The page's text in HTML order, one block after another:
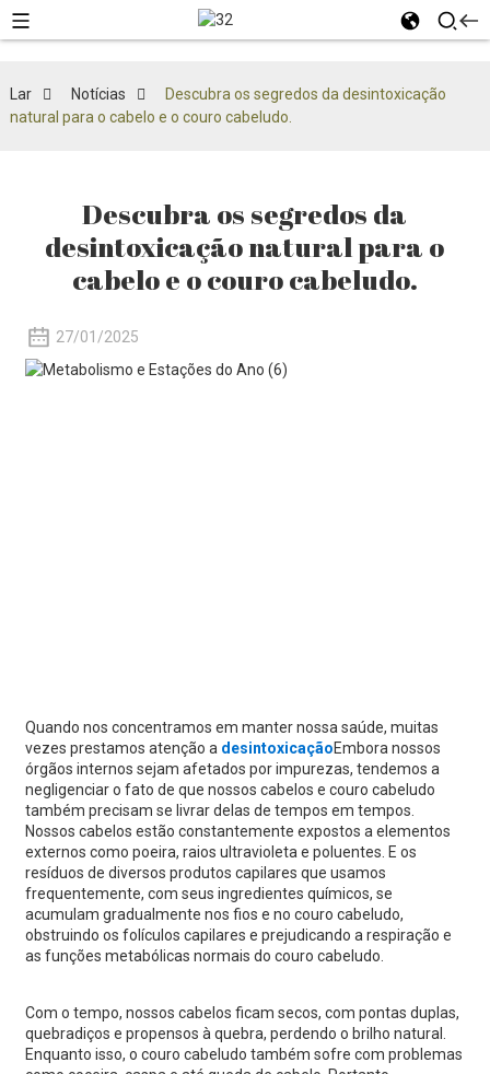
Lar Notícias
Descubra os segredos da desintoxicação
natural para o cabelo e o couro cabeludo.
Descubra os segredos da
desintoxicação natural para o
cabelo e o couro cabeludo.
27/01/2025
Quando nos concentramos em manter nossa saúde, muitas
vezes prestamos atenção a desintoxicaçãoEmbora nossos
órgãos internos sejam afetados por impurezas, tendemos a
negligenciar o fato de que nossos cabelos e couro cabeludo
também precisam se livrar delas de tempos em tempos.
Nossos cabelos estão constantemente expostos a elementos
externos como poeira, raios ultravioleta e poluentes. E os
resíduos de diversos produtos capilares que usamos
frequentemente, com seus ingredientes químicos, se
acumulam gradualmente nos fios e no couro cabeludo,
obstruindo os folículos capilares e prejudicando a respiração e
as funções metabólicas normais do couro cabeludo.
Com o tempo, nossos cabelos ficam secos, com pontas duplas,
quebradiços e propensos à quebra, perdendo o brilho natural.
Enquanto isso, o couro cabeludo também sofre com problemas